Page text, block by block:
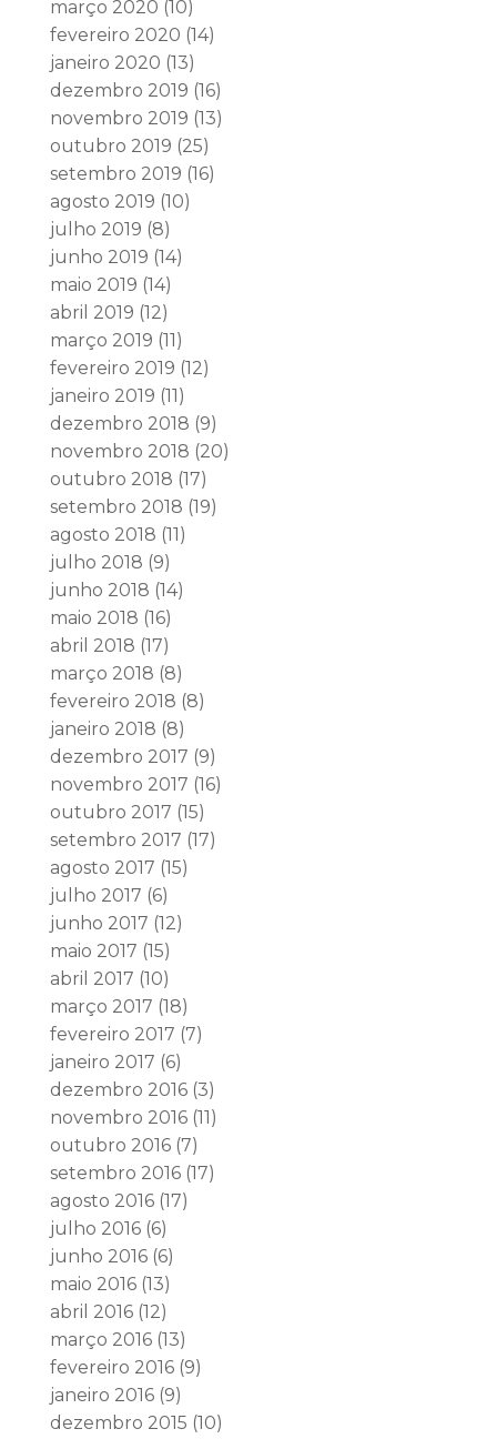
março 2020 (10)
fevereiro 2020 (14)
janeiro 2020 (13)
dezembro 2019 (16)
novembro 2019 (13)
outubro 2019 (25)
setembro 2019 (16)
agosto 2019 (10)
julho 2019 (8)
junho 2019 (14)
maio 2019 (14)
abril 2019 (12)
março 2019 (11)
fevereiro 2019 (12)
janeiro 2019 (11)
dezembro 2018 (9)
novembro 2018 (20)
outubro 2018 (17)
setembro 2018 (19)
agosto 2018 (11)
julho 2018 (9)
junho 2018 (14)
maio 2018 (16)
abril 2018 (17)
março 2018 (8)
fevereiro 2018 (8)
janeiro 2018 (8)
dezembro 2017 (9)
novembro 2017 (16)
outubro 2017 (15)
setembro 2017 (17)
agosto 2017 (15)
julho 2017 (6)
junho 2017 (12)
maio 2017 (15)
abril 2017 (10)
março 2017 (18)
fevereiro 2017 (7)
janeiro 2017 (6)
dezembro 2016(3)
novembro 2016(11)
outubro 2016(7)
setembro 2016(17)
agosto 2016(17)
julho 2016(6)
junho 2016(6)
maio 2016(13)
abril 2016(12)
março 2016(13)
fevereiro 2016(9)
janeiro 2016(9)
dezembro 2015 (10)